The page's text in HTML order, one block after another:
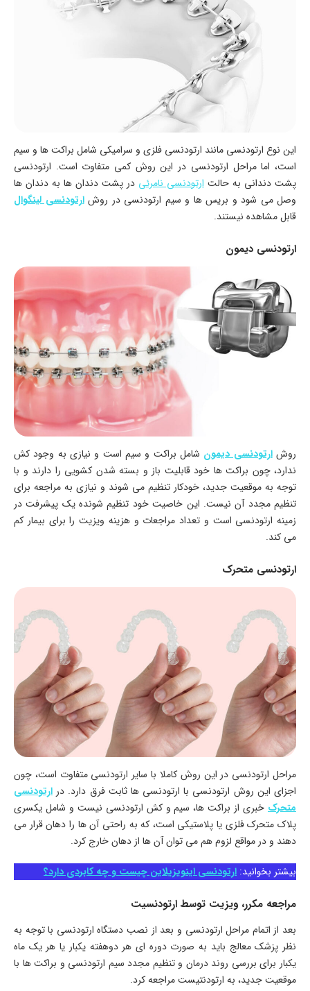
این نوع ارتودنسی مانند ارتودنسی فلزی و سرامیکی شامل براکت ها و سیم
است، اما مراحل ارتودنسی در این روش کمی متفاوت است. ارتودنسی
پشت دندانی به حالت ارتودنسی نامرئی در پشت دندان ها به دندان ها
وصل می شود و بریس ها و سیم ارتودنسی در روشارتودنسی لینگوال
قابل مشاهده نیستند.
ارتودنسی دیمون
روشارتودنسی دیمون شامل براکت و سیم است و نیازی به وجود کش
ندارد، چون براکت ها خود قابلیت باز و بسته شدن کشویی را دارند و با
توجه به موقعیت جدید، خودکار تنظیم می شوند و نیازی به مراجعه برای
تنظیم مجدد آن نیست. این خاصیت خود تنظیم شونده یک پیشرفت در
زمینه ارتودنسی است و تعداد مراجعات و هزینه ویزیت را برای بیمار کم
می کند.
ارتودنسی متحرک
مراحل ارتودنسی در این روش کاملا با سایر ارتودنسی متفاوت است، چون
اجزای این روش ارتودنسی با ارتودنسی ها ثابت فرق دارد. در ارتودنسی
متحرک خبری از براکت ها، سیم و کش ارتودنسی نیست و شامل یکسری
پلاک متحرک فلزی یا پلاستیکی است، که به راحتی آن ها را دهان قرار می
دهند و در مواقع لزوم هم می توان آن ها از دهان خارج کرد.
بیشتر بخوانید: ارتودنسی اینویزیلاین چیست و چه کابردی دارد؟
مراجعه مکرر، ویزیت توسط ارتودنسیت
بعد از اتمام مراحل ارتودنسی و بعد از نصب دستگاه ارتودنسی با توجه به
نظر پزشک معالج باید به صورت دوره ای هر دوهفته یکبار یا هر یک ماه
یکبار برای بررسی روند درمان و تنظیم مجدد سیم ارتودنسی و براکت ها با
موقعیت جدید، به ارتودنتیست مراجعه کرد.